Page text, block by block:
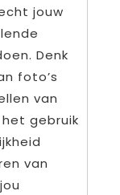
jouw
Denk
foto’s
van
gebruik
van